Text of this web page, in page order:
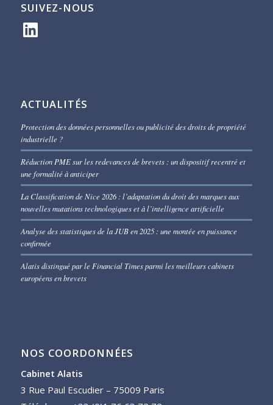
SUIVEZ-NOUS
LinkedIn
ACTUALITÉS
Protection des données personnelles ou publicité des droits de propriété
industrielle ?
Réduction PME sur les redevances de brevets : un dispositif recentré et
une formalité à anticiper
La Classification de Nice 2026 : l’adaptation du droit des marques aux
nouvelles mutations technologiques et à l’intelligence artificielle
Analyse des statistiques de la JUB en 2025 : une montée en puissance
confirmée
Alatis distingué par le Financial Times parmi les meilleurs cabinets
européens en brevets
NOS COORDONNÉES
Cabinet Alatis
3 Rue Paul Escudier – 75009 Paris